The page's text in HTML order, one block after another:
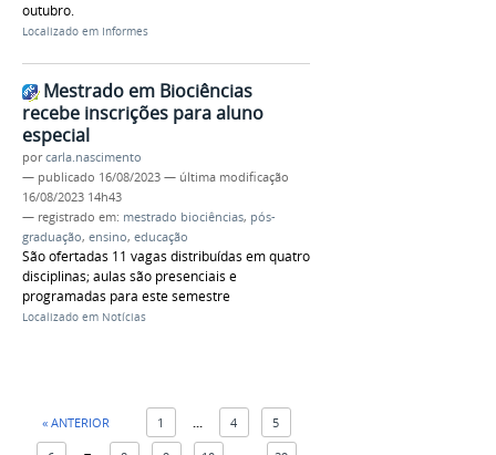
outubro.
Localizado em Informes
Mestrado em Biociências
recebe inscrições para aluno
especial
porcarla.nascimento
— publicado 16/08/2023 — última modificação
16/08/2023 14h43
— registrado em: mestrado biociências, pós-
graduação, ensino, educação
São ofertadas 11 vagas distribuídas em quatro
disciplinas; aulas são presenciais e
programadas para este semestre
Localizado em Notícias
« ANTERIOR 1 4 5